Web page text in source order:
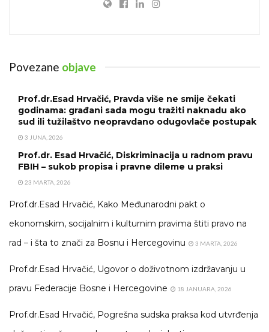
Povezane objave
Prof.dr.Esad Hrvačić, Pravda više ne smije čekati
godinama: građani sada mogu tražiti naknadu ako
sud ili tužilaštvo neopravdano odugovlače postupak
3 JUNA, 2026
Prof.dr. Esad Hrvačić, Diskriminacija u radnom pravu
FBIH – sukob propisa i pravne dileme u praksi
23 MARTA, 2026
Prof.dr.Esad Hrvačić, Kako Međunarodni pakt o
ekonomskim, socijalnim i kulturnim pravima štiti pravo na
rad – i šta to znači za Bosnu i Hercegovinu
3 MARTA, 2026
Prof.dr.Esad Hrvačić, Ugovor o doživotnom izdržavanju u
pravu Federacije Bosne i Hercegovine
18 JANUARA, 2026
Prof.dr.Esad Hrvačić, Pogrešna sudska praksa kod utvrđenja